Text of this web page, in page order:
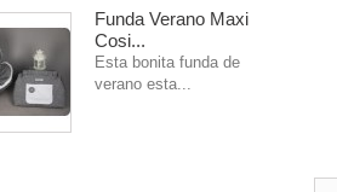
Funda Verano Maxi
Cosi...
Esta bonita funda de
verano esta...